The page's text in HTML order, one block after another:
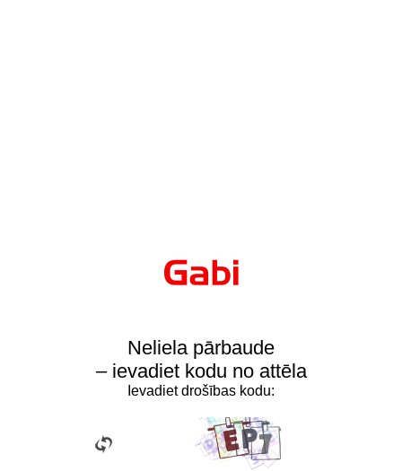
Neliela pārbaude
– ievadiet kodu no attēla
Ievadiet drošības kodu: